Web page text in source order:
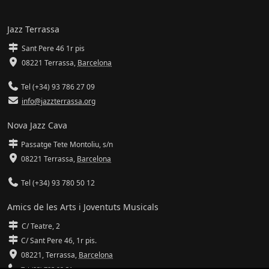
Jazz Terrassa
Sant Pere 46 1r pis
08221 Terrassa, Barcelona
Tel (+34) 93 786 27 09
info@jazzterrassa.org
Nova Jazz Cava
Passatge Tete Montoliu, s/n
08221 Terrassa, Barcelona
Tel (+34) 93 780 50 12
Amics de les Arts i Joventuts Musicals
C/ Teatre, 2
C/ Sant Pere 46, 1r pis.
08221,Terrassa, Barcelona